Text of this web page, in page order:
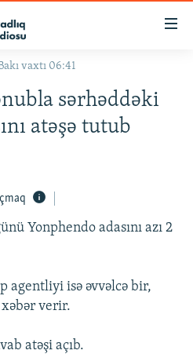
vaxtı 06:41
sərhəddəki
atəşə tutub
Yonphendo adasını azı 2
agentliyi isə əvvəlcə bir,
xəbər verir.
atəşi açıb.